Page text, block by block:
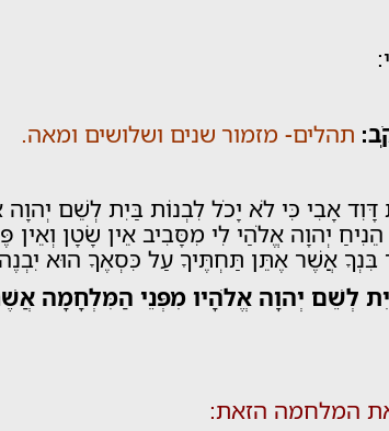
תהלים- מזמור שנים ושלושים ומאה.
אָבִי כִּי לֹא יָכֹל לִבְנוֹת בַּיִת לְשֵׁם
יְהוָה אֱלֹהַי לִי מִסָּבִיב אֵין שָׂטָן וְאֵין
בִּנְךָ אֲשֶׁר אֶתֵּן תַּחְתֶּיךָ עַל כִּסְאֶךָ הוּא
לְשֵׁם יְהוָה אֱלֹהָיו מִפְּנֵי הַמִּלְחָמָה
המלחמה הזאת: